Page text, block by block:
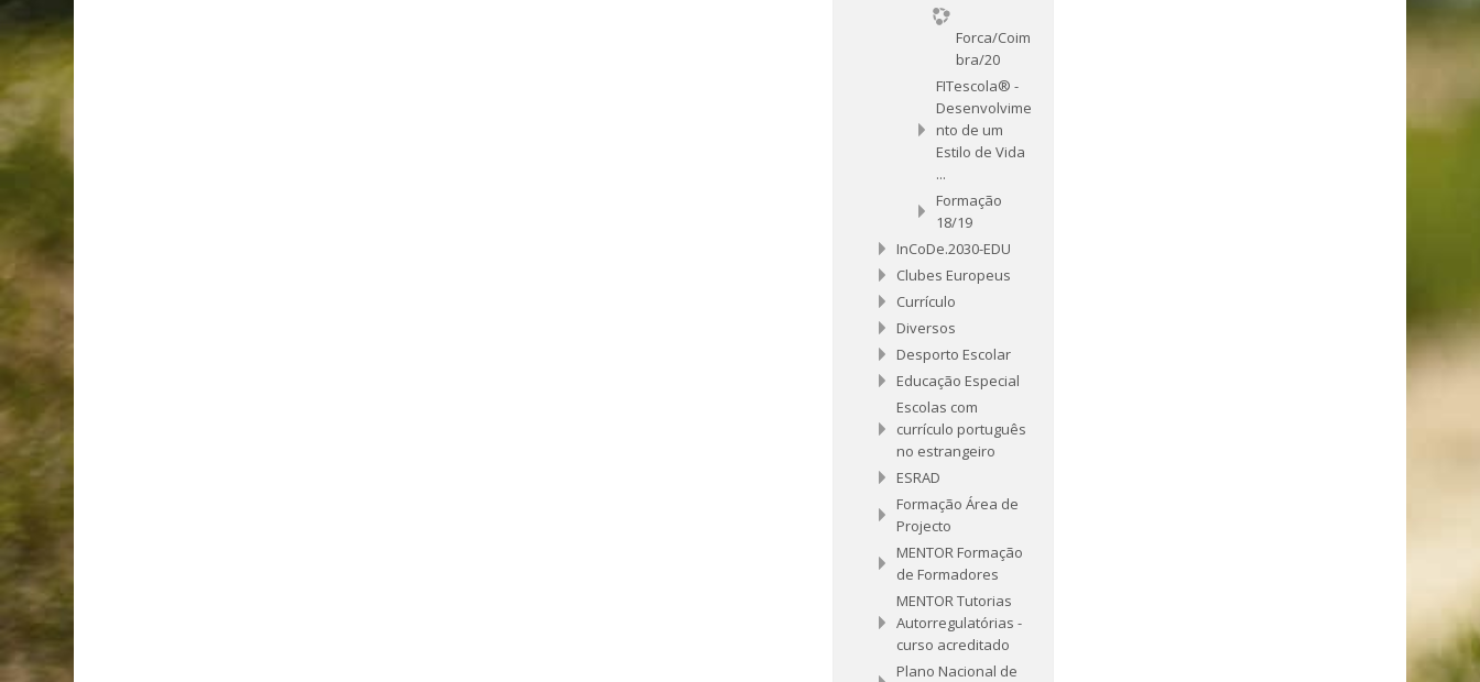
Forca/Coim
bra/20
FITescola® -
Desenvolvime
nto de um
Estilo de Vida
...
Formação
18/19
InCoDe.2030-EDU
Clubes Europeus
Currículo
Diversos
Desporto Escolar
Educação Especial
Escolas com
currículo português
no estrangeiro
ESRAD
Formação Área de
Projecto
MENTOR Formação
de Formadores
MENTOR Tutorias
Autorregulatórias -
curso acreditado
Plano Nacional de